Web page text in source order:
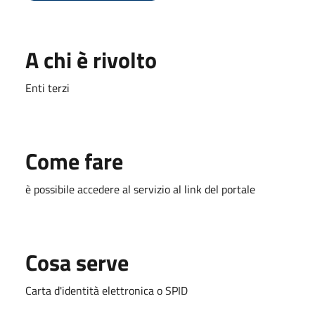
A chi è rivolto
Enti terzi
Come fare
è possibile accedere al servizio al link del portale
Cosa serve
Carta d'identità elettronica o SPID